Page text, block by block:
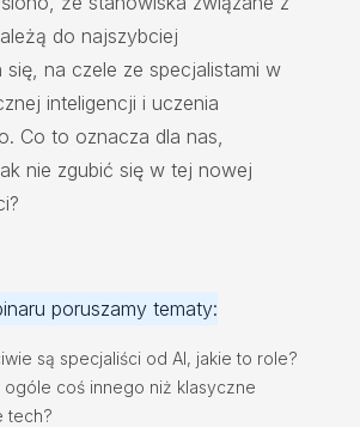
do najszybciej
na czele ze specjalistami w
inteligencji i uczenia
Co to oznacza dla nas,
nie zgubić się w tej nowej
poruszamy tematy:
są specjaliści od AI, jakie to role?
ogóle coś innego niż klasyczne
tech?